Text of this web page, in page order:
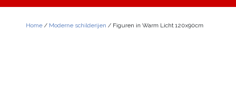
Home / Moderne schilderijen / Figuren in Warm Licht 120x90cm